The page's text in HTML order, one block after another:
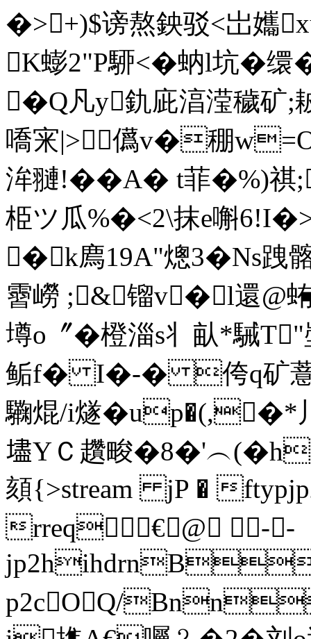
�>+)$谤熬鉠驳< 岀孈
K蟛2"P駵<�蚋l坑�
�Q凡y釚庛湻滢穢矿;
嘺宩|>儰v�稝
洠翴!��A� t菲�%)
栕ツ瓜%�<2\抹e嘝
�k廌19A"熜3� Ns跩
霫嶗 ;&镏v�l還@
壿o〞�橙淄s丬畒*駴
鲘f� I�-� 侉q矿薏
驧焜/i燧�up�(,�*
壗 YＣ趲畯
頦{>stream jP �
rreq€@ --
p2cOQ/